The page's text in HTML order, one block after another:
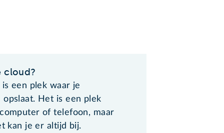
cloud?
een plek waar je
opslaat. Het is een plek
of telefoon, maar
kan je er altijd bij.